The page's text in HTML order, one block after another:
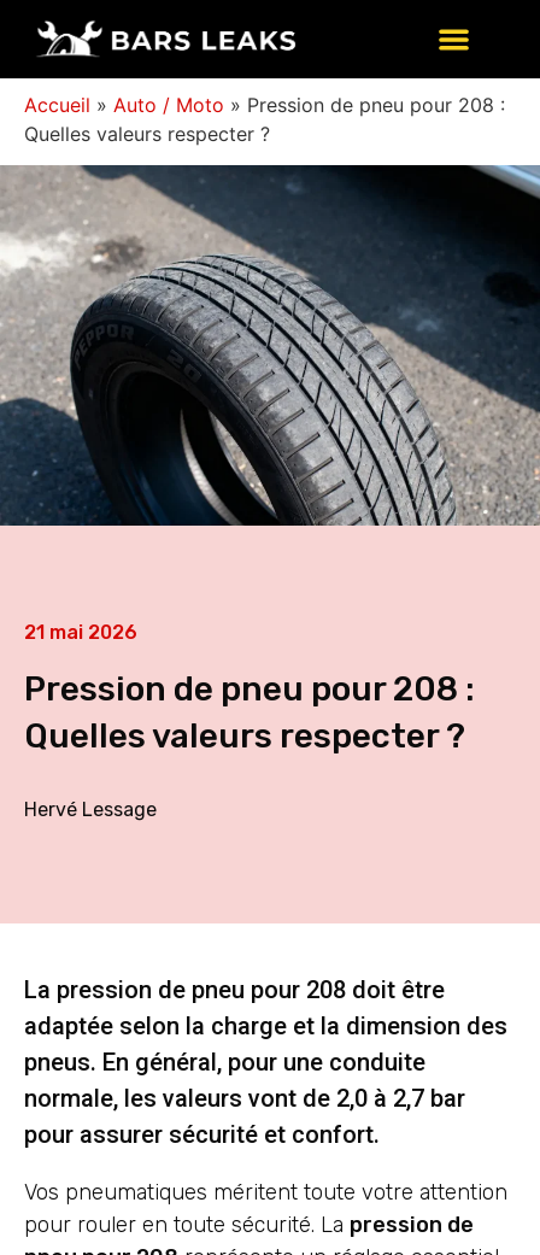
Accueil » Auto / Moto » Pression de pneu pour 208 :
Quelles valeurs respecter ?
21 mai 2026
Pression de pneu pour 208 :
Quelles valeurs respecter ?
Hervé Lessage
La pression de pneu pour 208 doit être
adaptée selon la charge et la dimension des
pneus. En général, pour une conduite
normale, les valeurs vont de 2,0 à 2,7 bar
pour assurer sécurité et confort.
Vos pneumatiques méritent toute votre attention
pour rouler en toute sécurité. La pression de